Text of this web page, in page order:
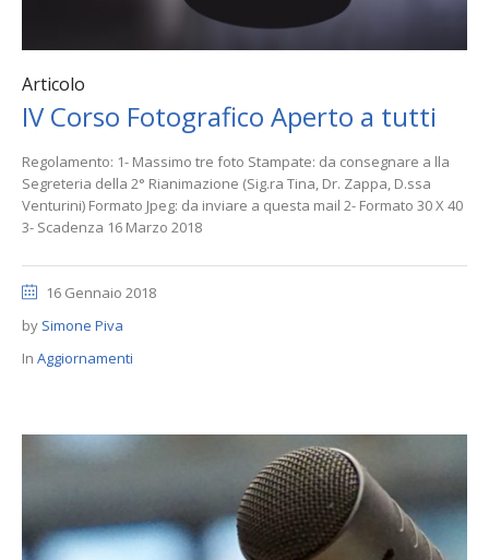
Articolo
IV Corso Fotografico Aperto a tutti
Regolamento: 1- Massimo tre foto Stampate: da consegnare a lla
Segreteria della 2° Rianimazione (Sig.ra Tina, Dr. Zappa, D.ssa
Venturini) Formato Jpeg: da inviare a questa mail 2- Formato 30 X 40
3- Scadenza 16 Marzo 2018
16 Gennaio 2018
by Simone Piva
In Aggiornamenti